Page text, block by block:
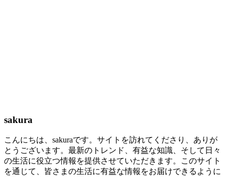
sakura
こんにちは、sakuraです。サイトを訪れてくださり、ありが
とうございます。最新のトレンド、有益な知識、そして日々
の生活に役立つ情報を提供させていただきます。このサイト
を通じて、皆さまの生活に有益な情報をお届けできるように